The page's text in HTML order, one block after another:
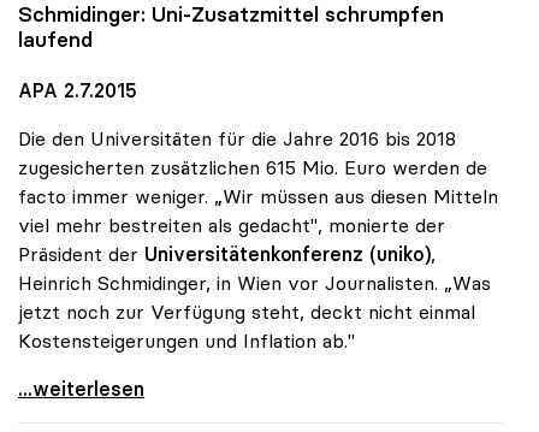
Schmidinger: Uni-Zusatzmittel schrumpfen
laufend
APA 2.7.2015
Die den Universitäten für die Jahre 2016 bis 2018
zugesicherten zusätzlichen 615 Mio. Euro werden de
facto immer weniger. „Wir müssen aus diesen Mitteln
viel mehr bestreiten als gedacht", monierte der
Präsident der Universitätenkonferenz (uniko),
Heinrich Schmidinger, in Wien vor Journalisten. „Was
jetzt noch zur Verfügung steht, deckt nicht einmal
Kostensteigerungen und Inflation ab."
Schmidinger: Uni-Zusatzmittel schrumpfen laufend
...weiterlesen